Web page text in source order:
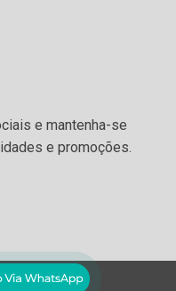
e mantenha-se
e promoções.